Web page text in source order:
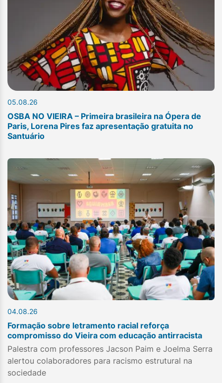
05.08.26
OSBA NO VIEIRA – Primeira brasileira na Ópera de
Paris, Lorena Pires faz apresentação gratuita no
Santuário
04.08.26
Formação sobre letramento racial reforça
compromisso do Vieira com educação antirracista
Palestra com professores Jacson Paim e Joelma Serra
alertou colaboradores para racismo estrutural na
sociedade